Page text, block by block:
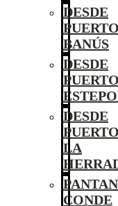
DESDE
PUERTO
BANÚS
DESDE
PUERTO
DESDE
PUERTO
LA
CONDE